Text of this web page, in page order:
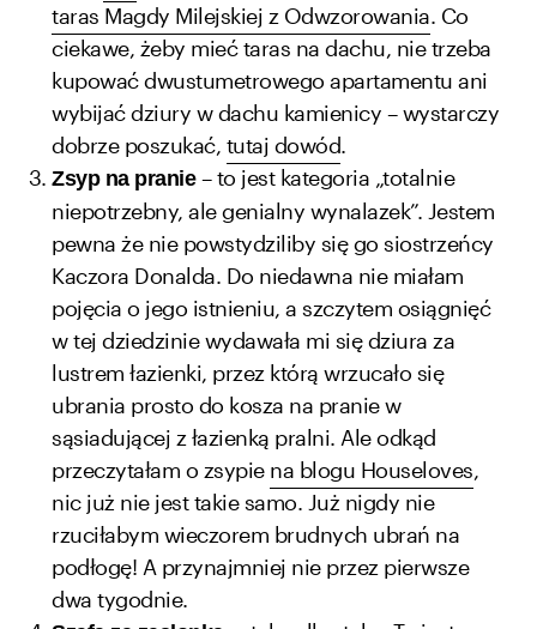
taras Magdy Milejskiej z Odwzorowania. Co
ciekawe, żeby mieć taras na dachu, nie trzeba
kupować dwustumetrowego apartamentu ani
wybijać dziury w dachu kamienicy – wystarczy
dobrze poszukać, tutaj dowód.
Zsyp na pranie– to jest kategoria „totalnie
niepotrzebny, ale genialny wynalazek”. Jestem
pewna że nie powstydziliby się go siostrzeńcy
Kaczora Donalda. Do niedawna nie miałam
pojęcia o jego istnieniu, a szczytem osiągnięć
w tej dziedzinie wydawała mi się dziura za
lustrem łazienki, przez którą wrzucało się
ubrania prosto do kosza na pranie w
sąsiadującej z łazienką pralni. Ale odkąd
przeczytałam o zsypie na blogu Houseloves,
nic już nie jest takie samo. Już nigdy nie
rzuciłabym wieczorem brudnych ubrań na
podłogę! A przynajmniej nie przez pierwsze
dwa tygodnie.